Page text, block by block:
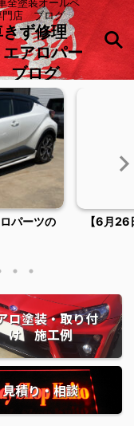
門店 ブログ
ず修理
アロパー
ブログ
店につい
稲敷市
ロ塗装・取り付
け 施工例
見積り・相談